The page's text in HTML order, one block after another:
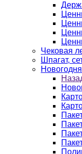
Чековая
Шпагат,